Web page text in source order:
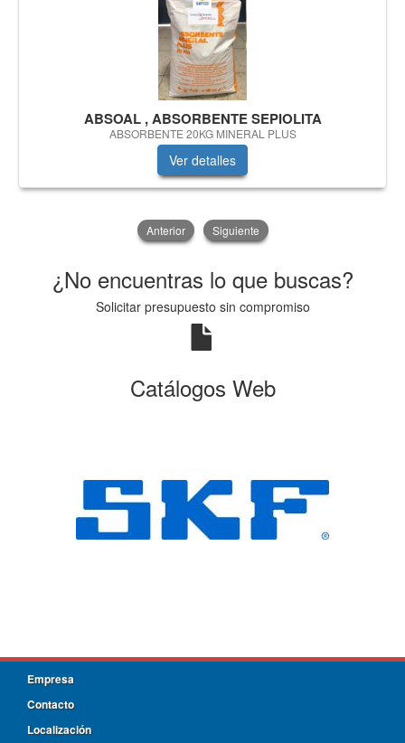
ABSOAL , ABSORBENTE SEPIOLITA
ABSORBENTE 20KG MINERAL PLUS
Ver detalles
Anterior Siguiente
¿No encuentras lo que buscas?
Solicitar presupuesto sin compromiso
Catálogos Web
Empresa
Contacto
Localización